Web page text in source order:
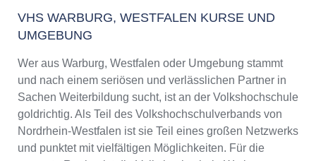
Umgebung
VHS Warburg, Westfalen – Öffnungszeiten
Top-Kurse an der Abendschule Warburg,
Westfalen
Online-Kurse – Alternative Angebote zu einem
Kurs an der VHS
Top-Kurse an der Abendschule Warburg,
Westfalen
VHS WARBURG, WESTFALEN KURSE UND
UMGEBUNG
Wer aus Warburg, Westfalen oder Umgebung stammt
und nach einem seriösen und verlässlichen Partner in
Sachen Weiterbildung sucht, ist an der Volkshochschule
goldrichtig. Als Teil des Volkshochschulverbands von
Nordrhein-Westfalen ist sie Teil eines großen Netzwerks
und punktet mit vielfältigen Möglichkeiten. Für die